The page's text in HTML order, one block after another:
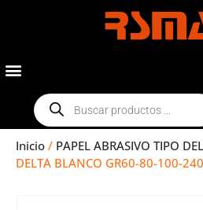
Inicio / PAPEL ABRASIVO TIPO
DELTA BLANCO GR60-80-100-